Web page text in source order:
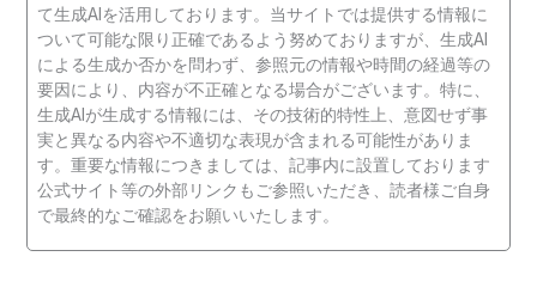
て生成AIを活用しております。当サイトでは提供する情報に
ついて可能な限り正確であるよう努めておりますが、生成AI
による生成か否かを問わず、参照元の情報や時間の経過等の
要因により、内容が不正確となる場合がございます。特に、
生成AIが生成する情報には、その技術的特性上、意図せず事
実と異なる内容や不適切な表現が含まれる可能性がありま
す。重要な情報につきましては、記事内に設置しております
公式サイト等の外部リンクもご参照いただき、読者様ご自身
で最終的なご確認をお願いいたします。